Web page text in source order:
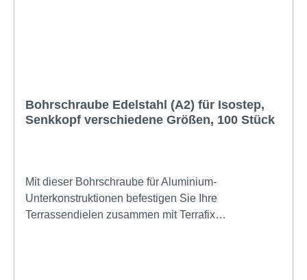
Bohrschraube Edelstahl (A2) für Isostep,
Senkkopf verschiedene Größen, 100 Stück
Mit dieser Bohrschraube für Aluminium-
Unterkonstruktionen befestigen Sie Ihre
Terrassendielen zusammen mit Terrafix